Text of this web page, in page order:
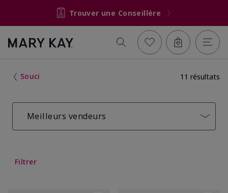
Trouver une Conseillère
Souci 11 résultats
Meilleurs vendeurs
Filtrer